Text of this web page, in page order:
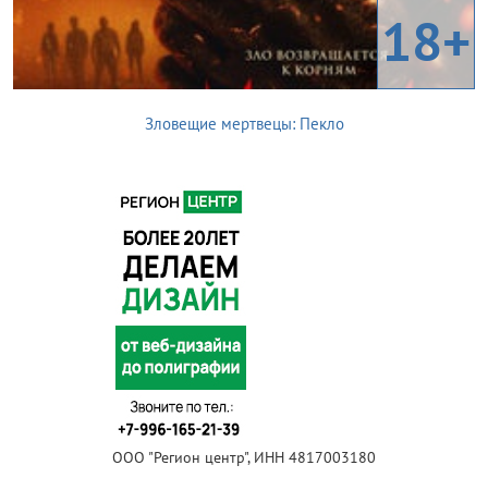
18+
Зловещие мертвецы: Пекло
ООО "Регион центр", ИНН 4817003180